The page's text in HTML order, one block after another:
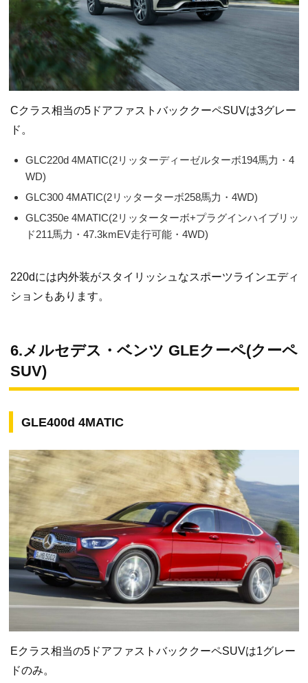
Cクラス相当の5ドアファストバッククーペSUVは3グレー
ド。
GLC220d 4MATIC(2リッターディーゼルターボ194馬力・4
WD)
GLC300 4MATIC(2リッターターボ258馬力・4WD)
GLC350e 4MATIC(2リッターターボ+プラグインハイブリッ
ド211馬力・47.3kmEV走行可能・4WD)
220dには内外装がスタイリッシュなスポーツラインエディ
ションもあります。
6.メルセデス・ベンツ GLEクーペ(クーペ
SUV)
GLE400d 4MATIC
Eクラス相当の5ドアファストバッククーペSUVは1グレー
ドのみ。